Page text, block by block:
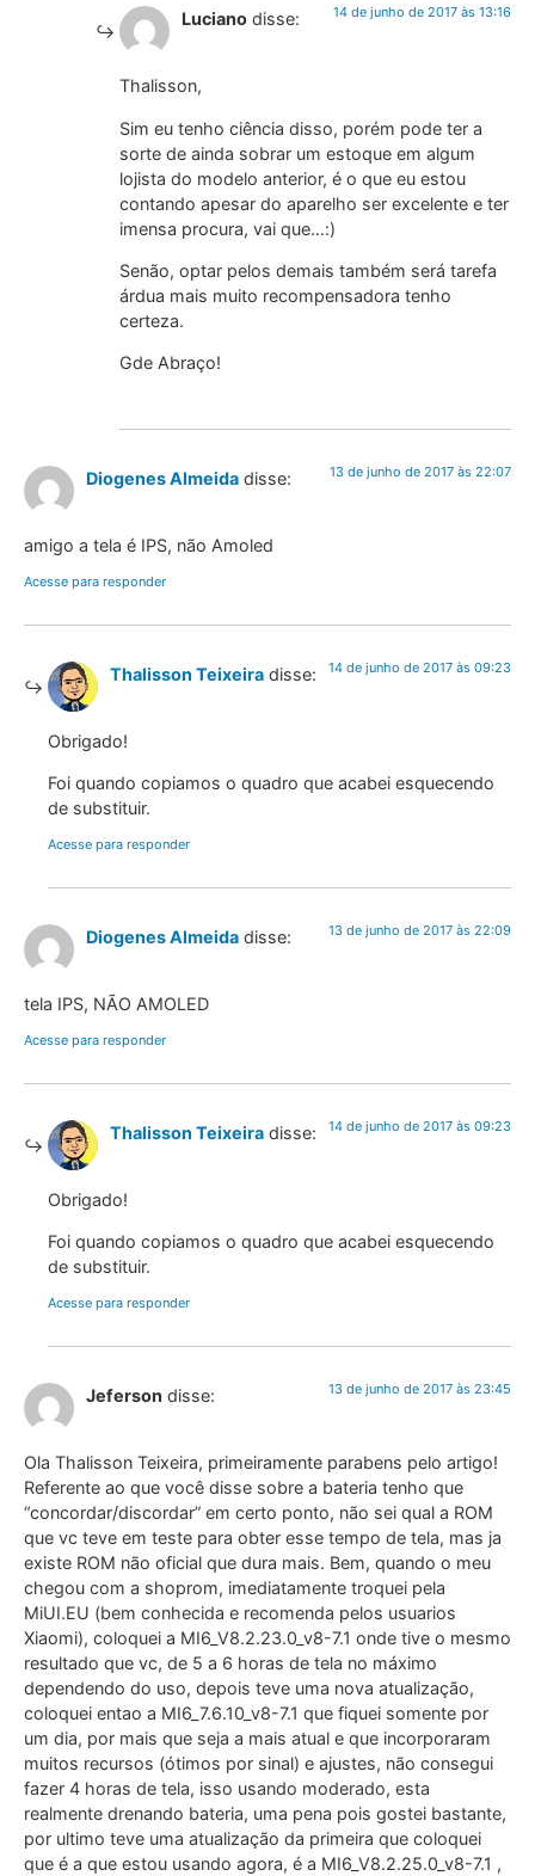
Luciano disse: 14 de junho de 2017 às 13:16
Thalisson,
Sim eu tenho ciência disso, porém pode ter a
sorte de ainda sobrar um estoque em algum
lojista do modelo anterior, é o que eu estou
contando apesar do aparelho ser excelente e ter
imensa procura, vai que…:)
Senão, optar pelos demais também será tarefa
árdua mais muito recompensadora tenho
certeza.
Gde Abraço!
Diogenes Almeida disse: 13 de junho de 2017 às 22:07
amigo a tela é IPS, não Amoled
Acesse para responder
Thalisson Teixeira disse: 14 de junho de 2017 às 09:23
Obrigado!
Foi quando copiamos o quadro que acabei esquecendo
de substituir.
Acesse para responder
Diogenes Almeida disse: 13 de junho de 2017 às 22:09
tela IPS, NÃO AMOLED
Acesse para responder
Thalisson Teixeira disse: 14 de junho de 2017 às 09:23
Obrigado!
Foi quando copiamos o quadro que acabei esquecendo
de substituir.
Acesse para responder
Jeferson disse: 13 de junho de 2017 às 23:45
Ola Thalisson Teixeira, primeiramente parabens pelo artigo!
Referente ao que você disse sobre a bateria tenho que
“concordar/discordar” em certo ponto, não sei qual a ROM
que vc teve em teste para obter esse tempo de tela, mas ja
existe ROM não oficial que dura mais. Bem, quando o meu
chegou com a shoprom, imediatamente troquei pela
MiUI.EU (bem conhecida e recomenda pelos usuarios
Xiaomi), coloquei a MI6_V8.2.23.0_v8-7.1 onde tive o mesmo
resultado que vc, de 5 a 6 horas de tela no máximo
dependendo do uso, depois teve uma nova atualização,
coloquei entao a MI6_7.6.10_v8-7.1 que fiquei somente por
um dia, por mais que seja a mais atual e que incorporaram
muitos recursos (ótimos por sinal) e ajustes, não consegui
fazer 4 horas de tela, isso usando moderado, esta
realmente drenando bateria, uma pena pois gostei bastante,
por ultimo teve uma atualização da primeira que coloquei
que é a que estou usando agora, é a MI6_V8.2.25.0_v8-7.1 ,